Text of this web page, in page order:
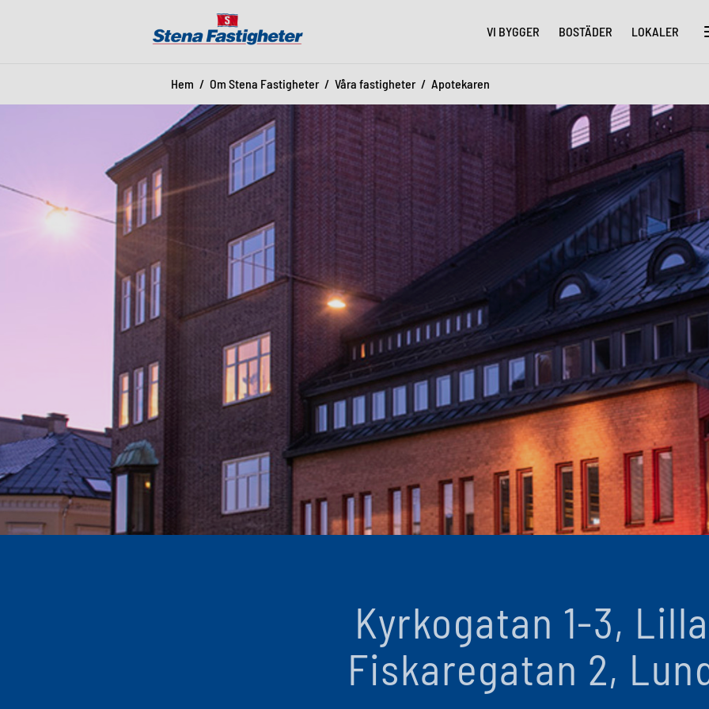
VI BYGGER BOSTÄDER LOKALER
Hem Om Stena Fastigheter Våra fastigheter Apotekaren
Kyrkogatan 1-3, Lilla
Fiskaregatan 2,